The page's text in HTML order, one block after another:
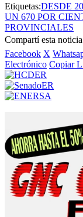
Etiquetas:DESDE
UN 670 POR
PROVINCIALES
Compartí esta
Facebook X
Electrónico Copiar